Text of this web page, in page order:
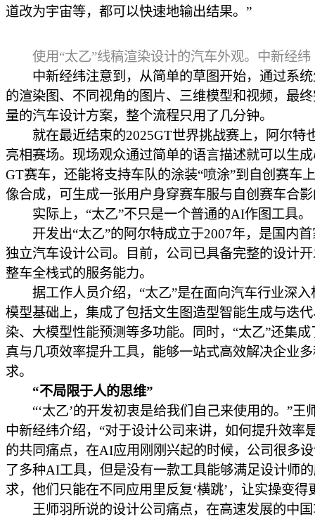
道改为宇宙等，都可以快速地输出结果。”
使用“太乙”线稿渲染设计的汽车外观。中新经纬
中新经纬注意到，从简单的草图开始，通过系统
的渲染图、不同视角的图片、三维模型和视频，最
量的汽车设计方案，整个流程只用了几分钟。
就在最近结束的2025GT世界挑战赛上，阿尔特
亮相赛场。现场观众通过简单的语言描述就可以生
GT赛车，还能将支持车队的涂装“喷涂”到自创赛车
像合成，可生成一张用户身穿赛车服与自创赛车合
实际上，“太乙”不只是一个普通的AI作图工具。
开发出“太乙”的阿尔特成立于2007年，是国内首
独立汽车设计公司。目前，公司已具备完整的设计
整车全栈式的服务能力。
据工作人员介绍，“太乙”是在面向汽车行业深入
模型基础上，集成了包括文生图造型智能生成与迭
染、大模型性能预测等多功能。同时，“太乙”还集成
真与几项效率提升工具，能够一站式高效解决企业
求。
“不局限于人的思维”
“‘太乙’的开发初衷是给我们自己来使用的。”王
中新经纬介绍，“对于设计公司来讲，如何提升效率
的共同痛点，在AI应用刚刚兴起的时候，公司很多
了多种AI工具，但是没有一款工具能够满足设计师
求，他们只能在不同应用里反复‘横跳’，让实操变得
王师羽所说的设计公司痛点，在高速发展的中国